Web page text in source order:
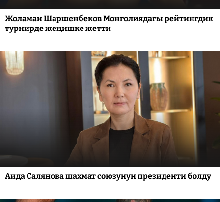
Жоламан Шаршенбеков Монголиядагы рейтингдик
турнирде жеңишке жетти
Аида Салянова шахмат союзунун президенти болду